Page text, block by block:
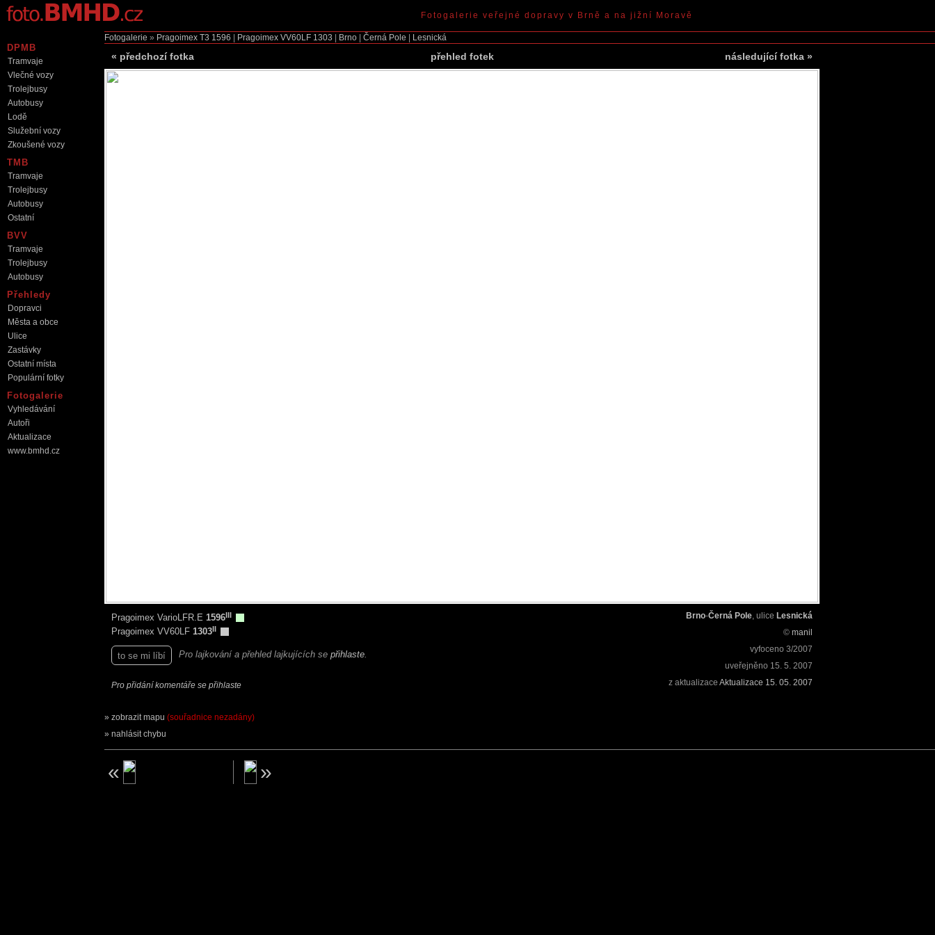
Fotogalerie » Pragoimex T3 1596 Pragoimex VV60LF 1303 Brno Černá Pole Lesnická
« předchozí fotka přehled fotek následující fotka »
Pragoimex VarioLFR.E 1596
Pragoimex VV60LF 1303
to se mi líbí Pro lajkování a přehled lajkujících se přihlaste.
Brno-Černá Pole, ulice Lesnická
© manil
vyfoceno 3/2007
uveřejněno 15. 5. 2007
z aktualizace Aktualizace 15. 05. 2007
Pro přidání komentáře se přihlaste
zobrazit mapu (souřadnice nezadány)
nahlásit chybu
DPMB
Tramvaje
Vlečné vozy
Trolejbusy
Autobusy
Lodě
Služební vozy
Zkoušené vozy
TMB
Tramvaje
Trolejbusy
Autobusy
Ostatní
BVV
Tramvaje
Trolejbusy
Autobusy
Přehledy
Dopravci
Města a obce
Ulice
Zastávky
Ostatní místa
Populární fotky
Fotogalerie
Vyhledávání
Autoři
Aktualizace
www.bmhd.cz
Fotogalerie veřejné dopravy v Brně a na jižní Moravě